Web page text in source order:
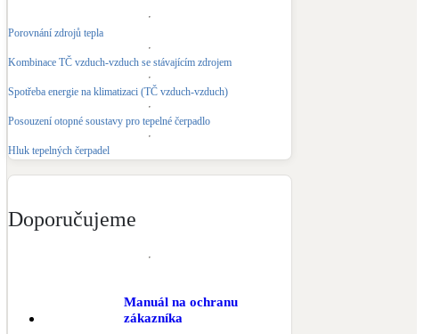
Doplňkové zdroje vytápění
Zelená střecha
Vegetační střechy
Porovnání zdrojů tepla
Kombinace TČ vzduch-vzduch se stávajícím zdrojem
Spotřeba energie na klimatizaci (TČ vzduch-vzduch)
Posouzení otopné soustavy pro tepelné čerpadlo
Hluk tepelných čerpadel
Doporučujeme
Manuál na ochranu
zákazníka